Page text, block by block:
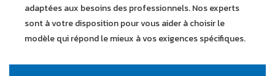
adaptées aux besoins des professionnels. Nos experts
sont à votre disposition pour vous aider à choisir le
modèle qui répond le mieux à vos exigences spécifiques.